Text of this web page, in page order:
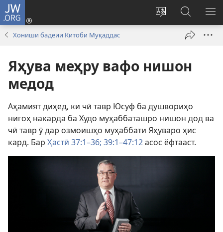
JW.ORG
Иваз
кардани
забони
Даромадан
(дар
мешавад)
Ҷустуҷӯ
дар
сайти
Хониши бадеии Китоби Муқаддас
Яҳува меҳру вафо нишон
медод
Аҳамият диҳед, ки чӣ тавр Юсуф ба душвориҳо
нигоҳ накарда ба Худо муҳаббаташро нишон дод ва
чӣ тавр ӯ дар озмоишҳо муҳаббати Яҳуваро ҳис
кард. Бар Ҳастӣ 37:1–36; 39:1–47:12асос ёфтааст.